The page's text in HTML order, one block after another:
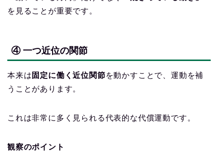
を見ることが重要です。
④ 一つ近位の関節
本来は 固定に働く近位関節を動かすことで、運動を補
うことがあります。
これは非常に多く見られる代表的な代償運動です。
観察のポイント